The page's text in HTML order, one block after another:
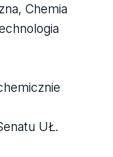
Chemia
UŁ.